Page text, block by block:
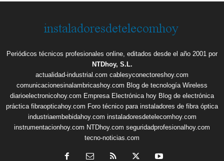
Periódicos técnicos profesionales online, editados desde el año 2001 por
NTDhoy, S.L.
actualidad-industrial.com cablesyconectoreshoy.com
comunicacionesinalambricashoy.com Blog de tecnología Wireless
diarioelectronicohoy.com Empresa Electrónica hoy Blog de electrónica
práctica fibraopticahoy.com Foro técnico para instaladores de fibra óptica
industriaembebidahoy.com instaladoresdetelecomhoy.com
instrumentacionhoy.com NTDhoy.com seguridadprofesionalhoy.com
tecno-noticias.com